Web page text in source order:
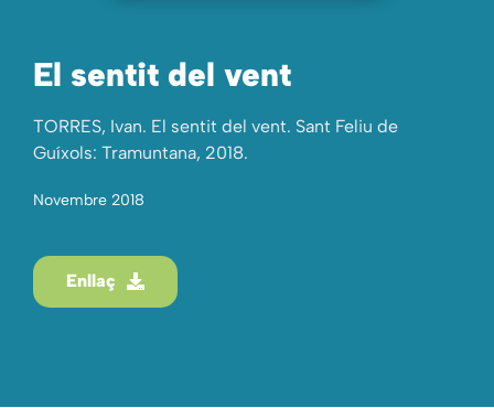
El sentit del vent
TORRES, Ivan. El sentit del vent. Sant Feliu de
Guíxols: Tramuntana, 2018.
Novembre 2018
Enllaç